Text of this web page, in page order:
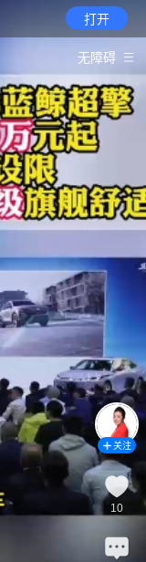
打开
无障碍
关注
10